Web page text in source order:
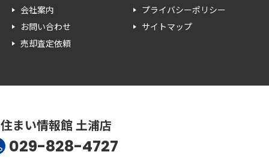
会社案内
お問い合わせ
売却査定依頼
プライバシーポリシー
サイトマップ
まい情報館 土浦店
029-828-4727